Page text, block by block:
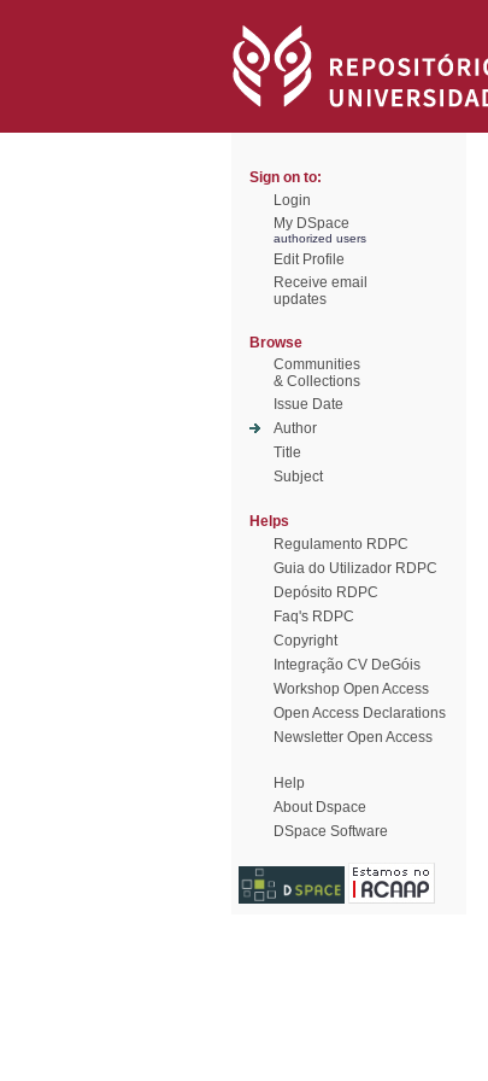
Sign on to:
Login
My DSpace
authorized users
Edit Profile
Receive email
updates
Browse
Communities
& Collections
Issue Date
Author
Title
Subject
Helps
Regulamento RDPC
Guia do Utilizador RDPC
Depósito RDPC
Faq's RDPC
Copyright
Integração CV DeGóis
Workshop Open Access
Open Access Declarations
Newsletter Open Access
Help
About Dspace
DSpace Software